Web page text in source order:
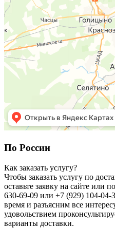
По России
Как заказать услугу?
Чтобы заказать услугу по
оставьте заявку на сайте или
630-69-09 или +7 (929) 104-04-
время и разъясним все
удовольствием
варианты доставки.